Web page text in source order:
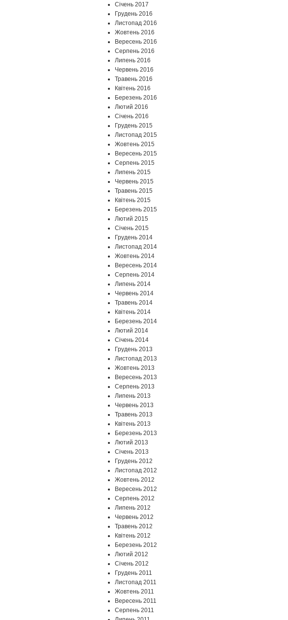
Січень 2017
Грудень 2016
Листопад 2016
Жовтень 2016
Вересень 2016
Серпень 2016
Липень 2016
Червень 2016
Травень 2016
Квітень 2016
Березень 2016
Лютий 2016
Січень 2016
Грудень 2015
Листопад 2015
Жовтень 2015
Вересень 2015
Серпень 2015
Липень 2015
Червень 2015
Травень 2015
Квітень 2015
Березень 2015
Лютий 2015
Січень 2015
Грудень 2014
Листопад 2014
Жовтень 2014
Вересень 2014
Серпень 2014
Липень 2014
Червень 2014
Травень 2014
Квітень 2014
Березень 2014
Лютий 2014
Січень 2014
Грудень 2013
Листопад 2013
Жовтень 2013
Вересень 2013
Серпень 2013
Липень 2013
Червень 2013
Травень 2013
Квітень 2013
Березень 2013
Лютий 2013
Січень 2013
Грудень 2012
Листопад 2012
Жовтень 2012
Вересень 2012
Серпень 2012
Липень 2012
Червень 2012
Травень 2012
Квітень 2012
Березень 2012
Лютий 2012
Січень 2012
Грудень 2011
Листопад 2011
Жовтень 2011
Вересень 2011
Серпень 2011